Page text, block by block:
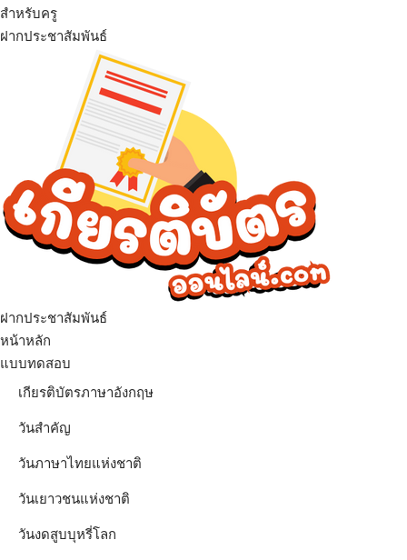
สำหรับครู
ฝากประชาสัมพันธ์
ฝากประชาสัมพันธ์
เมนู
หน้าหลัก
แบบทดสอบ
เกียรติบัตรภาษาอังกฤษ
วันสำคัญ
วันภาษาไทยแห่งชาติ
วันเยาวชนแห่งชาติ
วันงดสูบบุหรี่โลก